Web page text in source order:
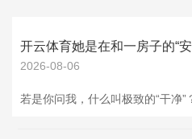
2026-08-06